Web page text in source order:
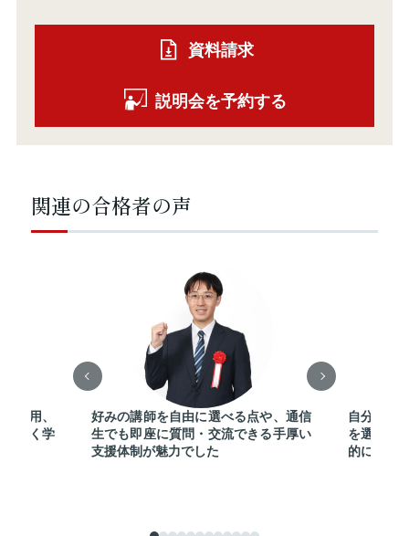
資料請求
説明会を予約する
関連の合格者の声
活用、
なく学
好みの講師を自由に選べる点や、通信
生でも即座に質問・交流できる手厚い
支援体制が魅力でした
自分のス
を選べた
的に合格